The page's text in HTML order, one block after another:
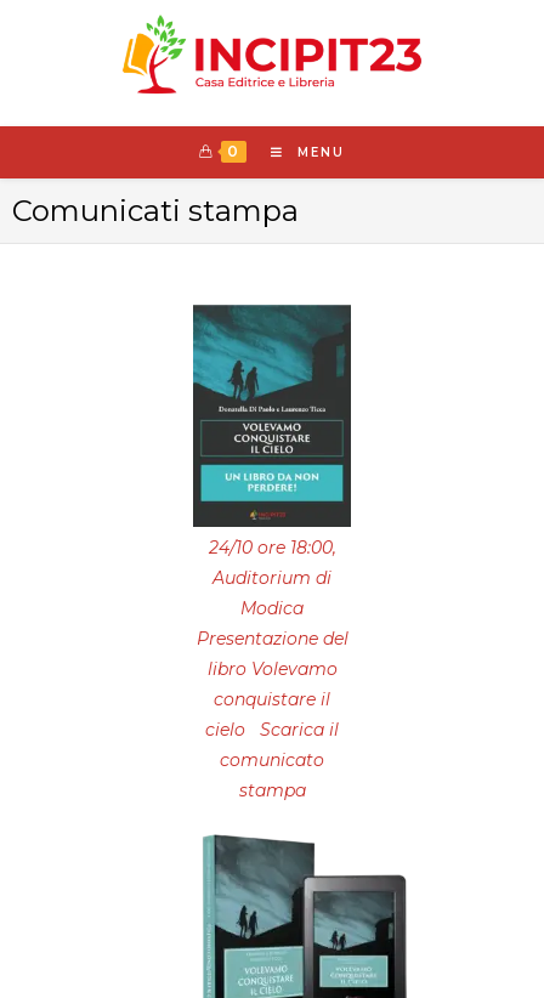
0 MENU
Comunicati stampa
24/10 ore 18:00,
Auditorium di
Modica
Presentazione del
libro Volevamo
conquistare il
cielo Scarica il
comunicato
stampa